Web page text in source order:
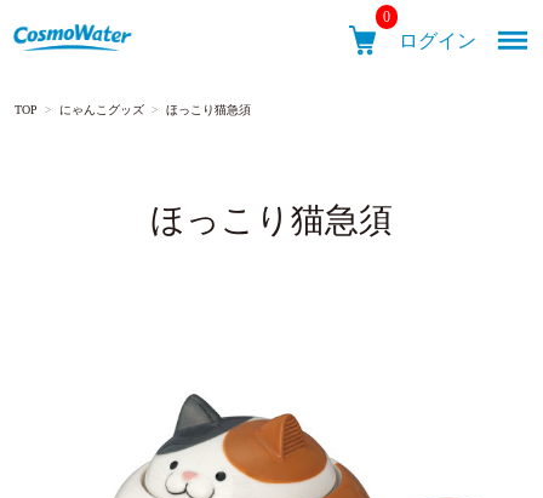
0
ログイン
TOP > にゃんこグッズ > ほっこり猫急須
ほっこり猫急須